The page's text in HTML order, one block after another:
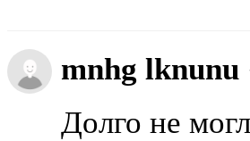
mnhg lknunu
Долго не